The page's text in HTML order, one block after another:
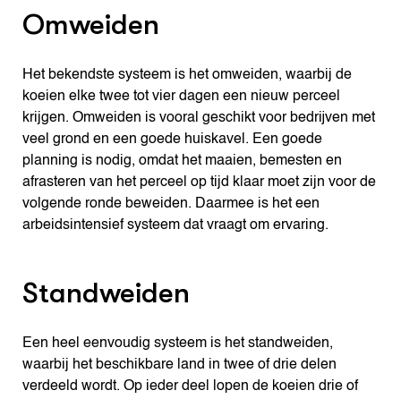
Omweiden
Het bekendste systeem is het omweiden, waarbij de
koeien elke twee tot vier dagen een nieuw perceel
krijgen. Omweiden is vooral geschikt voor bedrĳven met
veel grond en een goede huiskavel. Een goede
planning is nodig, omdat het maaien, bemesten en
afrasteren van het perceel op tijd klaar moet zijn voor de
volgende ronde beweiden. Daarmee is het een
arbeidsintensief systeem dat vraagt om ervaring.
Standweiden
Een heel eenvoudig systeem is het standweiden,
waarbij het beschikbare land in twee of drie delen
verdeeld wordt. Op ieder deel lopen de koeien drie of